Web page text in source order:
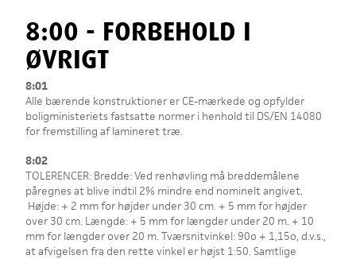
8:00 - FORBEHOLD I
ØVRIGT
8:01
Alle bærende konstruktioner er CE-mærkede og opfylder
boligministeriets fastsatte normer i henhold til DS/EN 14080
for fremstilling af lamineret træ.
8:02
TOLERENCER: Bredde: Ved renhøvling må breddemålene
påregnes at blive indtil 2% mindre end nominelt angivet.
Højde: + 2 mm for højder under 30 cm. + 5 mm for højder
over 30 cm. Længde: + 5 mm for længder under 20 m. + 10
mm for længder over 20 m. Tværsnitvinkel: 90o + 1,15o, d.v.s.,
at afvigelsen fra den rette vinkel er højst 1:50. Samtlige